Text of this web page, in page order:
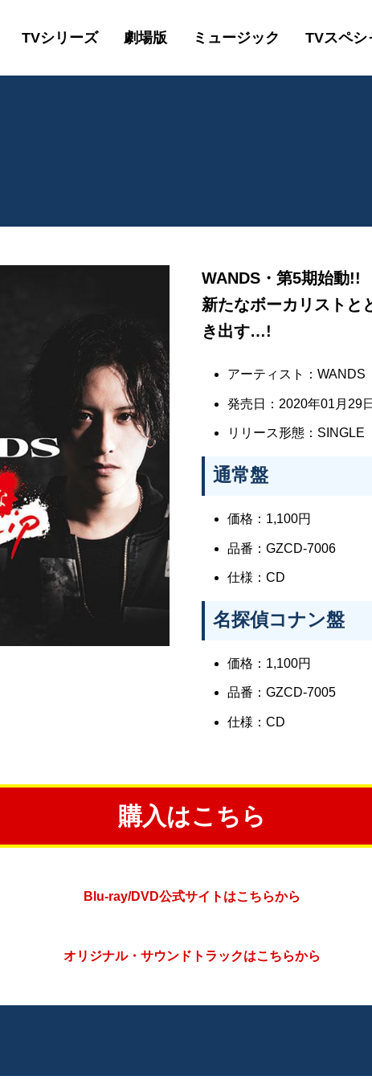
TVシリーズ 劇場版 ミュージック TVスペシ
WANDS・第5期始動!!
新たなボーカリストと
き出す…!
アーティスト：WANDS
発売日：2020年01月29
リリース形態：SINGLE
通常盤
価格：1,100円
品番：GZCD-7006
仕様：CD
名探偵コナン盤
価格：1,100円
品番：GZCD-7005
仕様：CD
購入はこちら
Blu-ray/DVD公式サイトはこちらから
オリジナル・サウンドトラックはこちらから